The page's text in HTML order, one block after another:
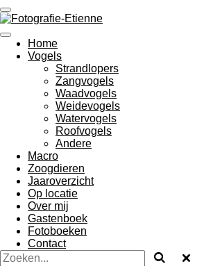
Ga
direct
naar
de
hoofdinhoud
Home
Vogels
Strandlopers
Zangvogels
Waadvogels
Weidevogels
Watervogels
Roofvogels
Andere
Macro
Zoogdieren
Jaaroverzicht
Op locatie
Over mij
Gastenboek
Fotoboeken
Contact